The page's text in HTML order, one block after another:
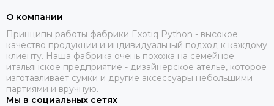
О компании
Принципы работы фабрики Exotiq Python - высокое
качество продукции и индивидуальный подход к каждому
клиенту. Наша фабрика очень похожа на семейное
итальянское предприятие - дизайнерское ателье, которое
изготавливает сумки и другие аксессуары небольшими
партиями и вручную.
Мы в социальных сетях